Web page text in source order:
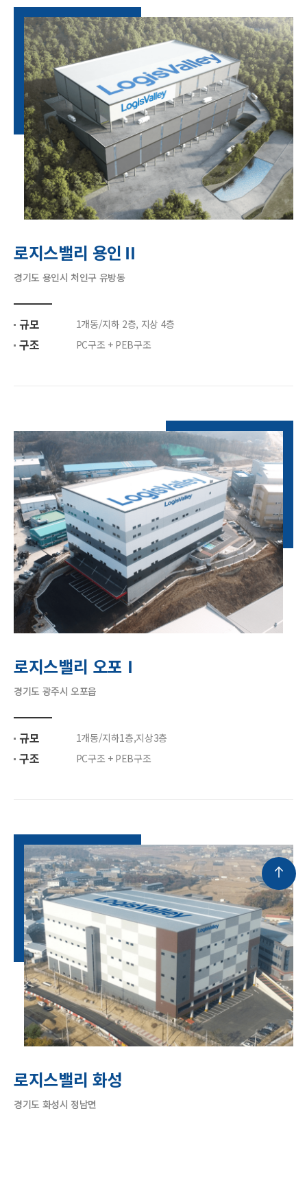
로지스밸리 용인Ⅱ
경기도 용인시 처인구 유방동
규모 1개동/지하 2층, 지상 4층
구조 PC구조 + PEB구조
로지스밸리 오포Ⅰ
경기도 광주시 오포읍
규모 1개동/지하1층,지상3층
구조 PC구조 + PEB구조
로지스밸리 화성
경기도 화성시 정남면